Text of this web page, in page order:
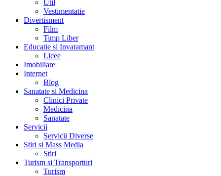
Util
Vestimentatie
Divertisment
Film
Timp Liber
Educatie si Invatamant
Licee
Imobiliare
Internet
Blog
Sanatate si Medicina
Clinici Private
Medicina
Sanatate
Servicii
Servicii Diverse
Stiri si Mass Media
Stiri
Turism si Transporturi
Turism